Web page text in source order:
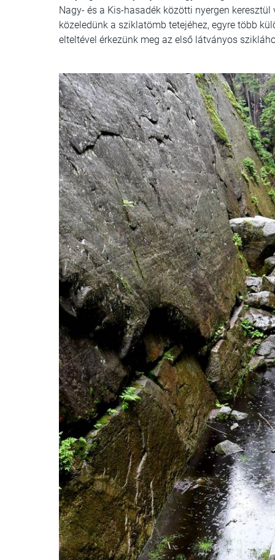
Nagy- és a Kis-hasadék közötti nyergen
közeledünk a sziklatömb tetejéhez, egyre több
elteltével érkezünk meg az első látványos